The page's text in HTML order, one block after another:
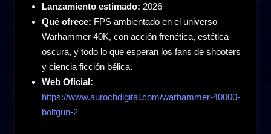
Lanzamiento estimado: 2026
Qué ofrece: FPS ambientado en el universo
Warhammer 40K, con acción frenética, estética
oscura, y todo lo que esperan los fans de shooters
y ciencia ficción bélica.
Web Oficial:
https://www.aurochdigital.com/warhammer-40000-
boltgun-2